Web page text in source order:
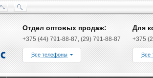
Отдел оптовых продаж:
+375 (44) 791-88-87, (29) 791-88-87
Все телефоны
Для
+375
Все